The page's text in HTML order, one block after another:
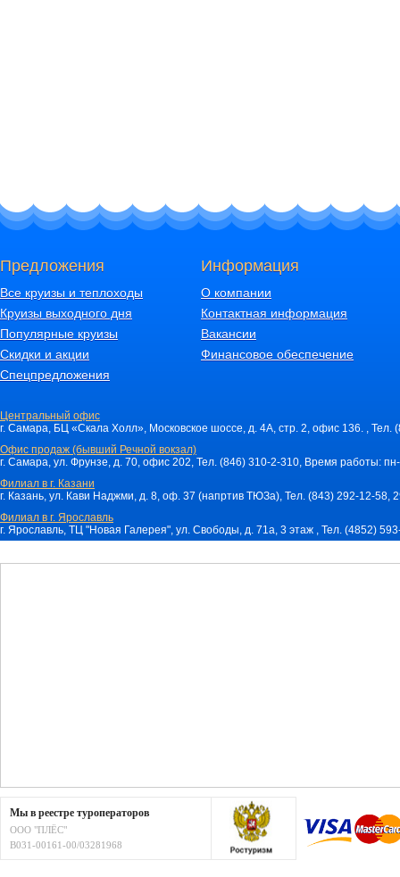
Предложения
Все круизы и теплоходы
Круизы выходного дня
Популярные круизы
Скидки и акции
Спецпредложения
Информация
О компании
Контактная информация
Вакансии
Финансовое обеспечение
Центральный офис
г. Самара, БЦ «Скала Холл», Московское шоссе, д. 4А, стр. 2, офис 136. ,
Офис продаж (бывший Речной вокзал)
г. Самара, ул. Фрунзе, д. 70, офис 202, Тел. (846) 310-2-310, Время работы:
Филиал в г. Казани
г. Казань, ул. Кави Наджми, д. 8, оф. 37 (напртив ТЮЗа), Тел. (843) 292-12-
Филиал в г. Ярославль
г. Ярославль, ТЦ "Новая Галерея", ул. Свободы, д. 71a, 3 этаж , Тел. (4852)
Мы в реестре туроператоров
ООО "ПЛЁС"
В031-00161-00/03281968